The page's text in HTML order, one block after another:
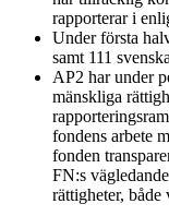
rapporterar i
Under första
samt 111
AP2 har under
mänskliga
fondens arbete
fonden
FN:s
rättigheter, både